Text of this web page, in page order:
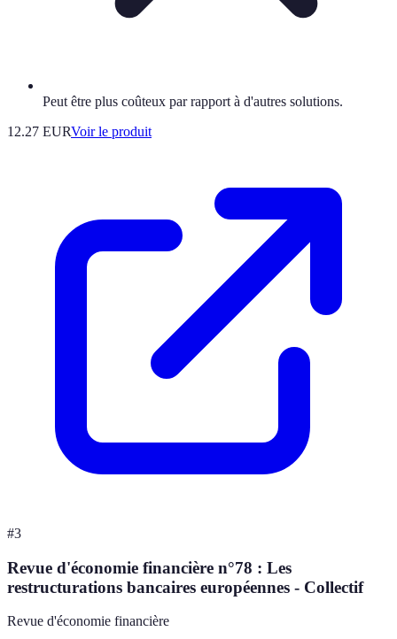
Peut être plus coûteux par rapport à d'autres solutions.
12.27 EURVoir le produit
#3
Revue d'économie financière n°78 : Les
restructurations bancaires européennes - Collectif
Revue d'économie financière